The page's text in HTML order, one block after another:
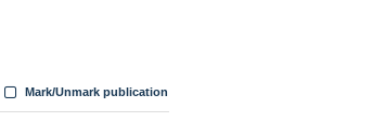
Mark/Unmark publication